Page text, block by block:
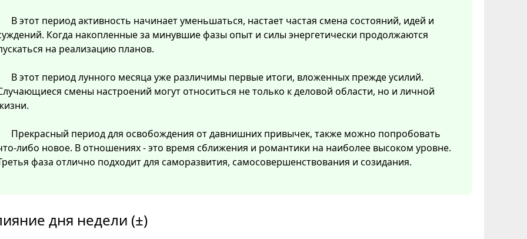
В этот период активность начинает уменьшаться, настает частая смена состояний, идей и
Когда накопленные за минувшие фазы опыт и силы энергетически продолжаются
на реализацию планов.
В этот период лунного месяца уже различимы первые итоги, вложенных прежде усилий.
смены настроений могут относиться не только к деловой области, но и личной
Прекрасный период для освобождения от давнишних привычек, также можно попробовать
либо новое. В отношениях - это время сближения и романтики на наиболее высоком уровне.
фаза отлично подходит для саморазвития, самосовершенствования и созидания.
дня недели (±)